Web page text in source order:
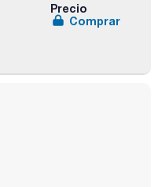
Precio
Comprar